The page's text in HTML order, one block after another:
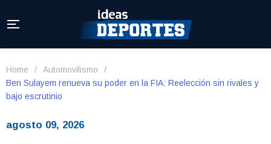
Home / Automovilismo
/
Ben Sulayem renueva su poder en la FIA: Reelección sin rivales y
bajo escrutinio
agosto 09, 2026